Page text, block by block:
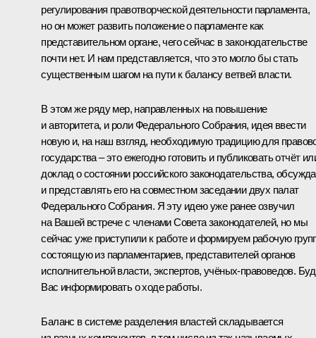
регулирования правотворческой деятельности парламента,
но он может развить положение о парламенте как
представительном органе, чего сейчас в законодательстве
почти нет. И нам представляется, что это могло бы стать
существенным шагом на пути к балансу ветвей власти.
В этом же ряду мер, направленных на повышение
и авторитета, и роли Федерального Собрания, идея ввести
новую и, на наш взгляд, необходимую традицию для
государства – это ежегодно готовить и публиковать отчёт
доклад о состоянии российского законодательства,
и представлять его на совместном заседании двух палат
Федерального Собрания. Я эту идею уже ранее озвучил
на Вашей встрече с членами Совета законодателей, но мы
сейчас уже приступили к работе и формируем рабочую
состоящую из парламентариев, представителей органов
исполнительной власти, экспертов, учёных-правоведов.
Вас информировать о ходе работы.
Баланс в системе разделения властей складывается